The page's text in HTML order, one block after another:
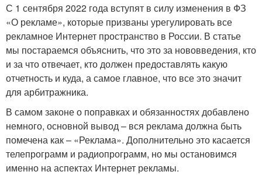
С 1 сентября 2022 года вступят в силу изменения в ФЗ
«О рекламе», которые призваны урегулировать все
рекламное Интернет пространство в России. В статье
мы постараемся объяснить, что это за нововведения, кто
и за что отвечает, кто должен предоставлять какую
отчетность и куда, а самое главное, что все это значит
для арбитражника.
В самом законе о поправках и обязанностях добавлено
немного, основной вывод – вся реклама должна быть
помечена как – «Реклама». Дополнительно это касается
телепрограмм и радиопрограмм, но мы остановимся
именно на аспектах Интернет рекламы.